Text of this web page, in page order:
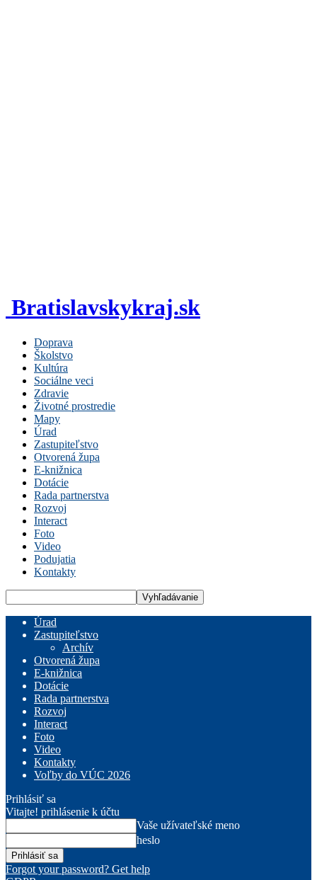
Bratislavskykraj.sk
Doprava
Školstvo
Kultúra
Sociálne veci
Zdravie
Životné prostredie
Mapy
Úrad
Zastupiteľstvo
Otvorená župa
E-knižnica
Dotácie
Rada partnerstva
Rozvoj
Interact
Foto
Video
Podujatia
Kontakty
Úrad
Zastupiteľstvo
Archív
Otvorená župa
E-knižnica
Dotácie
Rada partnerstva
Rozvoj
Interact
Foto
Video
Kontakty
Voľby do VÚC 2026
Prihlásiť sa
Vitajte! prihlásenie k účtu
Vaše užívateľské meno
heslo
Forgot your password? Get help